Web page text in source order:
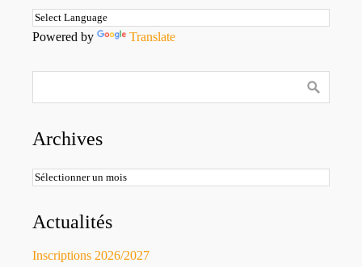
Powered by Translate
Archives
Archives
Actualités
Inscriptions 2026/2027